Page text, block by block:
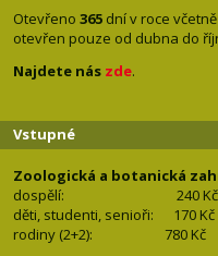
Otevřeno 365 dní v roce
otevřen pouze od dubna do
Najdete nás zde.
Vstupné
Zoologická a botanická
dospělí:
240 Kč
děti, studenti, senioři: 170 Kč
rodiny (2+2): 780 Kč